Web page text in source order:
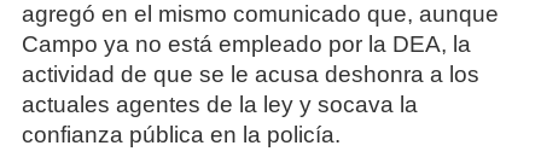
agregó en el mismo comunicado que, aunque
Campo ya no está empleado por la DEA, la
actividad de que se le acusa deshonra a los
actuales agentes de la ley y socava la
confianza pública en la policía.